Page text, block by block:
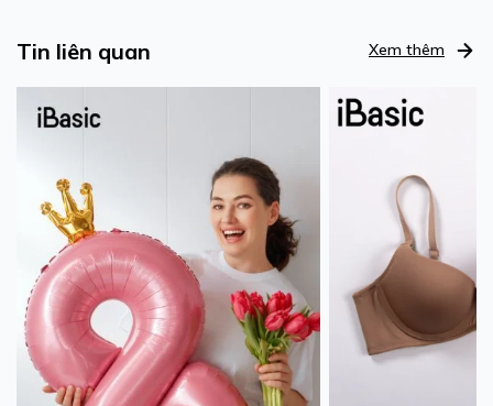
Tin liên quan Xem thêm